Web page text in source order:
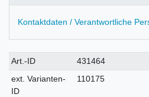
Kontaktdaten / Verantwortliche
Technisches
Merkmal
Wert
Art.-ID
431464
ext. Varianten-
ID
110175